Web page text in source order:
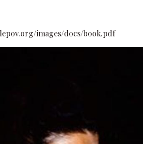
images/docs/book.pdf